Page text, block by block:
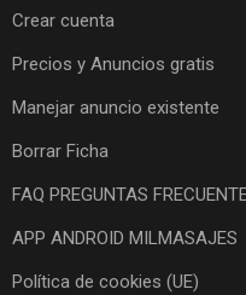
Crear cuenta
Precios y Anuncios gratis
Manejar anuncio existente
Borrar Ficha
FAQ PREGUNTAS
APP ANDROID MILMASAJES
Política de cookies (UE)